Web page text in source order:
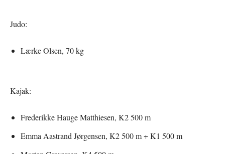
Judo:
Lærke Olsen, 70 kg
Kajak:
Frederikke Hauge Matthiesen, K2 500 m
Emma Aastrand Jørgensen, K2 500 m + K1 500 m